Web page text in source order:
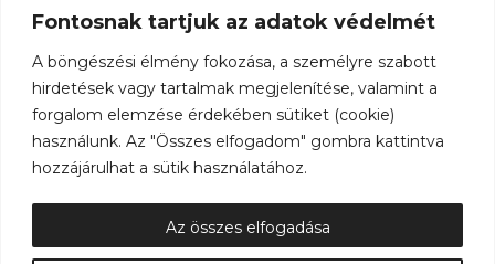
Fontosnak tartjuk az adatok védelmét
A böngészési élmény fokozása, a személyre szabott
hirdetések vagy tartalmak megjelenítése, valamint a
forgalom elemzése érdekében sütiket (cookie)
használunk. Az "Összes elfogadom" gombra kattintva
hozzájárulhat a sütik használatához.
Az összes elfogadása